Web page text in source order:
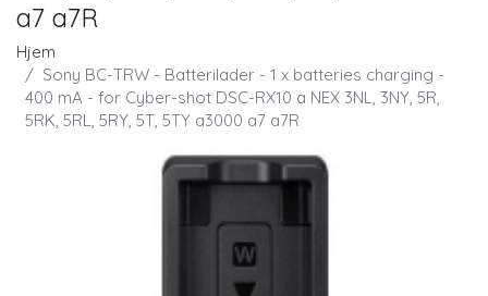
a7 a7R
Hjem
Sony BC-TRW - Batterilader - 1 x batteries charging -
400 mA - for Cyber-shot DSC-RX10 a NEX 3NL, 3NY, 5R,
5RK, 5RL, 5RY, 5T, 5TY a3000 a7 a7R